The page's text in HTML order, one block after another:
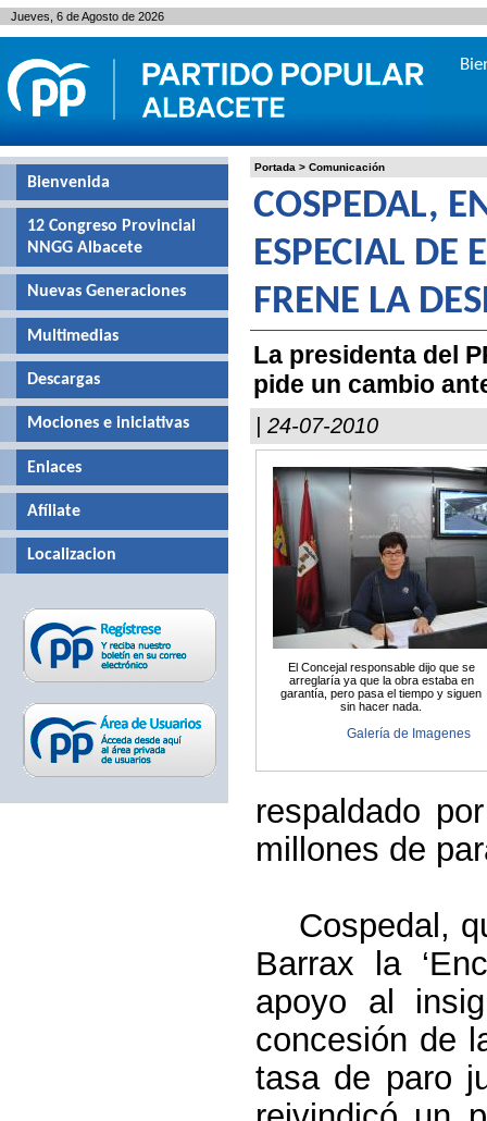
Portada > Comunicación
COSPEDAL,
ESPECIAL DE
FRENE LA
La presidenta del
pide un cambio
| 24-07-2010
El Concejal responsable dijo que se
arreglaría ya que la obra estaba en
garantía, pero pasa el tiempo y siguen
sin hacer nada.
Galería de Imagenes
respaldado
millones de
Cospedal,
Barrax la
apoyo al
concesión de
tasa de paro
Bienvenida
12 Congreso Provincial
NNGG Albacete
Nuevas Generaciones
Multimedias
Descargas
Mociones e iniciativas
Enlaces
Afíliate
Localizacion
Jueves, 6 de Agosto de 2026